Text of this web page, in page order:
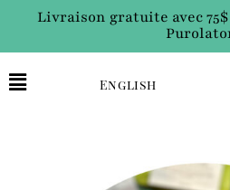
Livraison gratuite avec
English